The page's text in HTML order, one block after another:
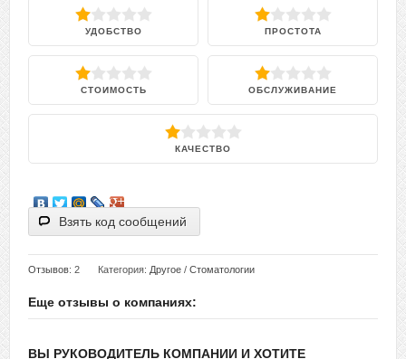
УДОБСТВО ПРОСТОТА
СТОИМОСТЬ ОБСЛУЖИВАНИЕ
КАЧЕСТВО
Взять код сообщений
Отзывов: 2 Категория: Другое / Стоматологии
Еще отзывы о компаниях:
ВЫ РУКОВОДИТЕЛЬ КОМПАНИИ И ХОТИТЕ